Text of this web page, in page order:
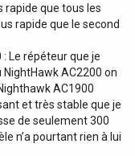
rapide que tous les
rapide que le second
Le répéteur que je
AC2200 on
AC1900
et très stable que je
de seulement 300
n’a pourtant rien à lui